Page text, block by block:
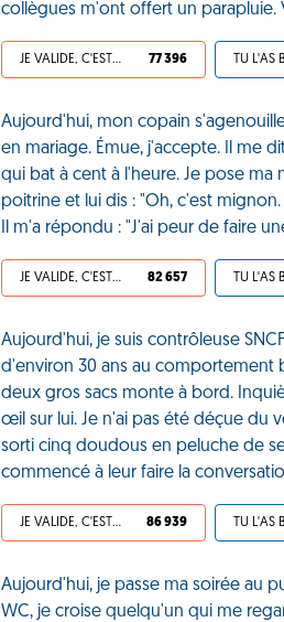
collègues m'ont offert un parapluie.
JE VALIDE, C'EST UNE VDM 77 396
Aujourd'hui, mon copain
en mariage. Émue, j'accepte. Il me
qui bat à cent à l'heure. Je pose ma
poitrine et lui dis : "Oh, c'est
Il m'a répondu : "J'ai peur de faire
JE VALIDE, C'EST UNE VDM 82 657
Aujourd'hui, je suis contrôleuse
d'environ 30 ans au comportement
deux gros sacs monte à bord.
œil sur lui. Je n'ai pas été déçue du
sorti cinq doudous en peluche de
commencé à leur faire la
JE VALIDE, C'EST UNE VDM 86 939
Aujourd'hui, je passe ma soirée au
WC, je croise quelqu'un qui me